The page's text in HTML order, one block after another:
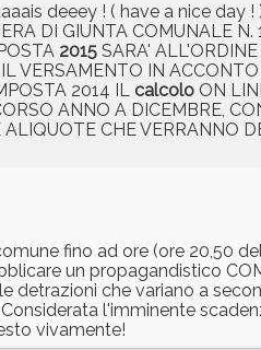
deeey ! ( have a nice day !
DI GIUNTA COMUNALE N.
2015 SARA'
VERSAMENTO IN
2014 IL calcolo ON
ANNO A DICEMBRE,
CHE VERRANNO
fino ad ore (ore 20,50
un propagandistico
detrazioni che variano a
l'imminente
vivamente!